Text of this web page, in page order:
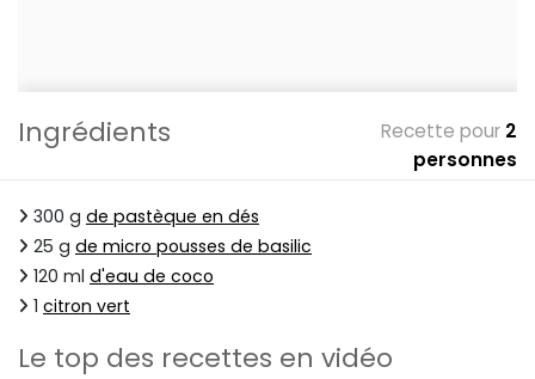
Ingrédients Recette pour 2
personnes
300 g de pastèque en dés
25 g de micro pousses de basilic
120 ml d'eau de coco
1 citron vert
Le top des recettes en vidéo